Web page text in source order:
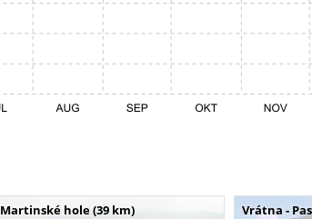
Martinské hole (39 km) Vrátna -